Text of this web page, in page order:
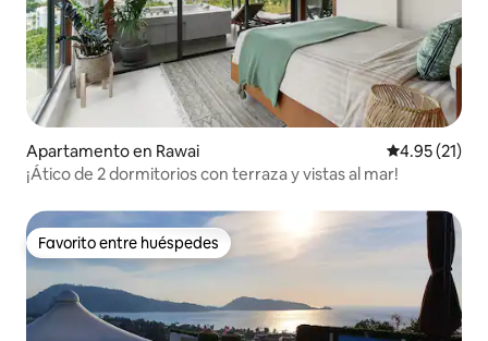
Apartamento en Rawai Calificación
4.95 (21)
¡Ático de 2 dormitorios con terraza y vistas al mar!
Favorito entre huéspedes
Favorito entre huéspedes